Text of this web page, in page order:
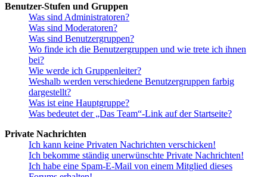
Benutzer-Stufen und Gruppen
Was sind Administratoren?
Was sind Moderatoren?
Was sind Benutzergruppen?
Wo finde ich die Benutzergruppen und wie trete ich ihnen
bei?
Wie werde ich Gruppenleiter?
Weshalb werden verschiedene Benutzergruppen farbig
dargestellt?
Was ist eine Hauptgruppe?
Was bedeutet der „Das Team“-Link auf der Startseite?
Private Nachrichten
Ich kann keine Privaten Nachrichten verschicken!
Ich bekomme ständig unerwünschte Private Nachrichten!
Ich habe eine Spam-E-Mail von einem Mitglied dieses